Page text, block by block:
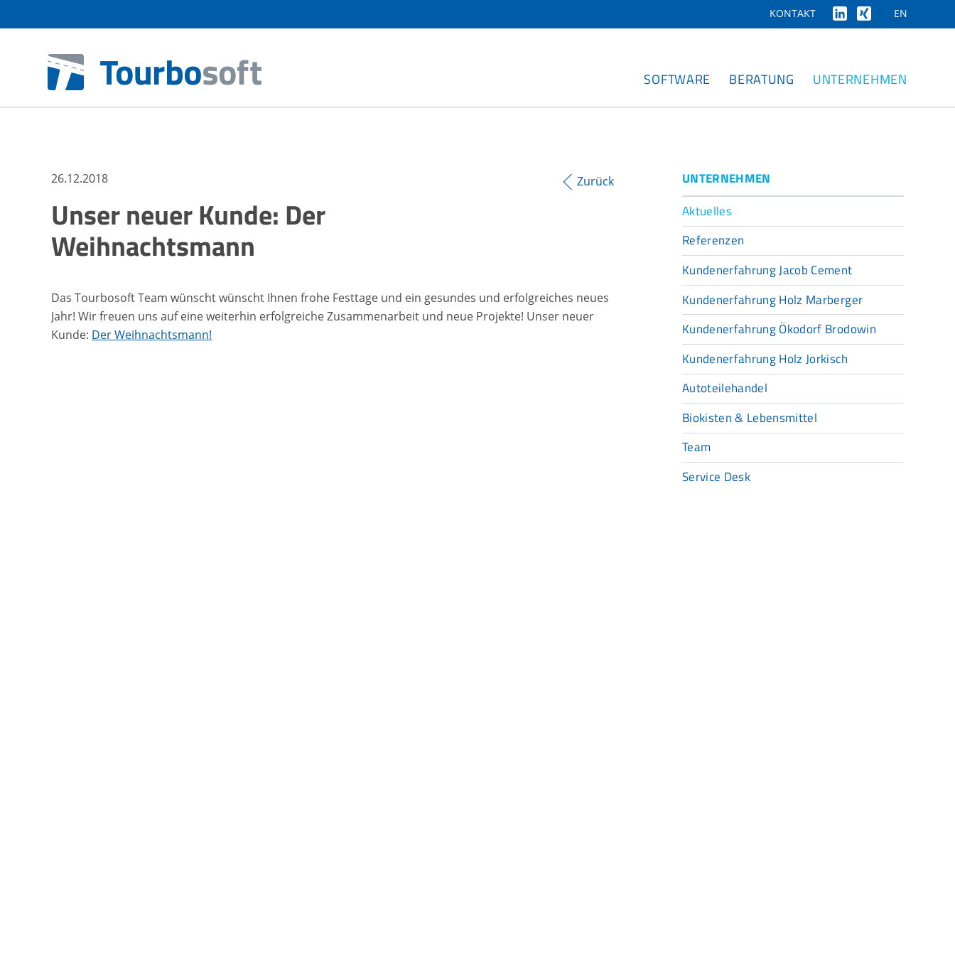
EN
KONTAKT
SOFTWARE BERATUNG UNTERNEHMEN
26.12.2018
Unser neuer Kunde: Der
Weihnachtsmann
Das Tourbosoft Team wünscht wünscht Ihnen frohe Festtage und ein gesundes und erfolgreiches neues
Jahr! Wir freuen uns auf eine weiterhin erfolgreiche Zusammenarbeit und neue Projekte! Unser neuer
Kunde: Der Weihnachtsmann!
Zurück
UNTERNEHMEN
Aktuelles
Referenzen
Kundenerfahrung Jacob Cement
Kundenerfahrung Holz Marberger
Kundenerfahrung Ökodorf Brodowin
Kundenerfahrung Holz Jorkisch
Autoteilehandel
Biokisten & Lebensmittel
Team
Service Desk